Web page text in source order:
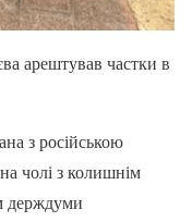
арештував частки в
з російською
чолі з колишнім